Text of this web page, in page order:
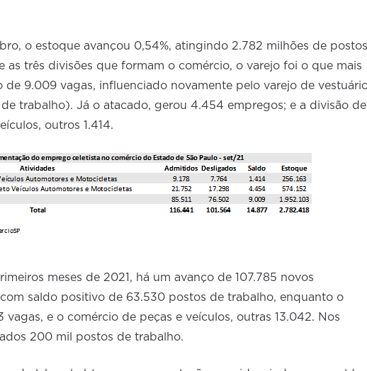
o estoque avançou 0,54%, atingindo 2.782 milhões de postos
as três divisões que formam o comércio, o varejo foi o que mais
de 9.009 vagas, influenciado novamente pelo varejo de
de trabalho). Já o atacado, gerou 4.454 empregos; e a divisão de
outros 1.414.
meses de 2021, há um avanço de 107.785 novos
saldo positivo de 63.530 postos de trabalho, enquanto o
vagas, e o comércio de peças e veículos, outras 13.042. Nos
200 mil postos de trabalho.